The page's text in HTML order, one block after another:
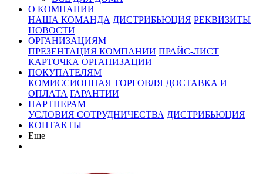
О КОМПАНИИ
НАША КОМАНДА ДИСТРИБЬЮЦИЯ РЕКВИЗИТЫ
НОВОСТИ
ОРГАНИЗАЦИЯМ
ПРЕЗЕНТАЦИЯ КОМПАНИИ ПРАЙС-ЛИСТ
КАРТОЧКА ОРГАНИЗАЦИИ
ПОКУПАТЕЛЯМ
КОМИССИОННАЯ ТОРГОВЛЯ ДОСТАВКА И
ОПЛАТА ГАРАНТИИ
ПАРТНЕРАМ
УСЛОВИЯ СОТРУДНИЧЕСТВА ДИСТРИБЬЮЦИЯ
КОНТАКТЫ
Еще